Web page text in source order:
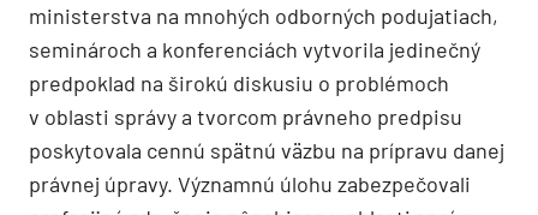
ministerstva na mnohých odborných podujatiach,
seminároch a konferenciách vytvorila jedinečný
predpoklad na širokú diskusiu o problémoch
v oblasti správy a tvorcom právneho predpisu
poskytovala cennú spätnú väzbu na prípravu danej
právnej úpravy. Významnú úlohu zabezpečovali